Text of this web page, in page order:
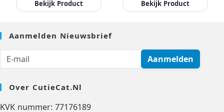
Bekijk Product Bekijk Product
Aanmelden Nieuwsbrief
Aanmelden
Over CutieCat.nl
KVK nummer: 77176189